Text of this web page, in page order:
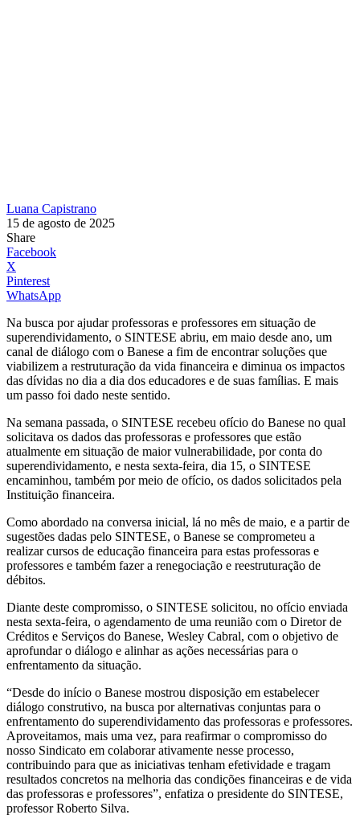
Luana Capistrano
15 de agosto de 2025
Share
Facebook
X
Pinterest
WhatsApp
Na busca por ajudar professoras e professores em situação de
superendividamento, o SINTESE abriu, em maio desde ano, um
canal de diálogo com o Banese a fim de encontrar soluções que
viabilizem a restruturação da vida financeira e diminua os impactos
das dívidas no dia a dia dos educadores e de suas famílias. E mais
um passo foi dado neste sentido.
Na semana passada, o SINTESE recebeu ofício do Banese no qual
solicitava os dados das professoras e professores que estão
atualmente em situação de maior vulnerabilidade, por conta do
superendividamento, e nesta sexta-feira, dia 15, o SINTESE
encaminhou, também por meio de ofício, os dados solicitados pela
Instituição financeira.
Como abordado na conversa inicial, lá no mês de maio, e a partir de
sugestões dadas pelo SINTESE, o Banese se comprometeu a
realizar cursos de educação financeira para estas professoras e
professores e também fazer a renegociação e reestruturação de
débitos.
Diante deste compromisso, o SINTESE solicitou, no ofício enviada
nesta sexta-feira, o agendamento de uma reunião com o Diretor de
Créditos e Serviços do Banese, Wesley Cabral, com o objetivo de
aprofundar o diálogo e alinhar as ações necessárias para o
enfrentamento da situação.
“Desde do início o Banese mostrou disposição em estabelecer
diálogo construtivo, na busca por alternativas conjuntas para o
enfrentamento do superendividamento das professoras e professores.
Aproveitamos, mais uma vez, para reafirmar o compromisso do
nosso Sindicato em colaborar ativamente nesse processo,
contribuindo para que as iniciativas tenham efetividade e tragam
resultados concretos na melhoria das condições financeiras e de vida
das professoras e professores”, enfatiza o presidente do SINTESE,
professor Roberto Silva.